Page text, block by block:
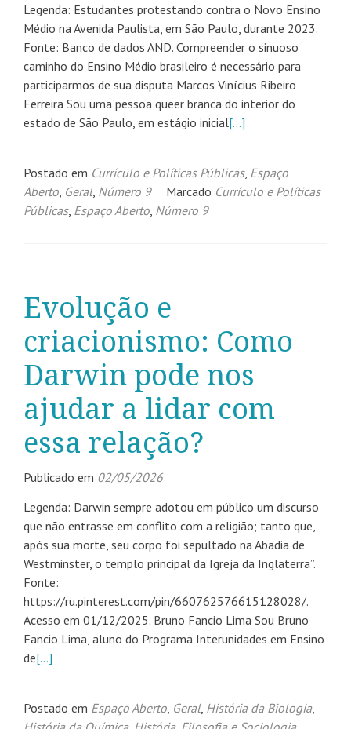
Legenda: Estudantes protestando contra o Novo Ensino
Médio na Avenida Paulista, em São Paulo, durante 2023.
Fonte: Banco de dados AND. Compreender o sinuoso
caminho do Ensino Médio brasileiro é necessário para
participarmos de sua disputa Marcos Vinícius Ribeiro
Ferreira Sou uma pessoa queer branca do interior do
estado de São Paulo, em estágio inicial[…]
Postado em Currículo e Políticas Públicas, Espaço
Aberto, Geral, Número 9 Marcado Currículo e Políticas
Públicas, Espaço Aberto, Número 9
Evolução e
criacionismo: Como
Darwin pode nos
ajudar a lidar com
essa relação?
Publicado em 02/05/2026
Legenda: Darwin sempre adotou em público um discurso
que não entrasse em conflito com a religião; tanto que,
após sua morte, seu corpo foi sepultado na Abadia de
Westminster, o templo principal da Igreja da Inglaterra”.
Fonte:
https://ru.pinterest.com/pin/660762576615128028/.
Acesso em 01/12/2025. Bruno Fancio Lima Sou Bruno
Fancio Lima, aluno do Programa Interunidades em Ensino
de[…]
Postado em Espaço Aberto, Geral, História da Biologia,